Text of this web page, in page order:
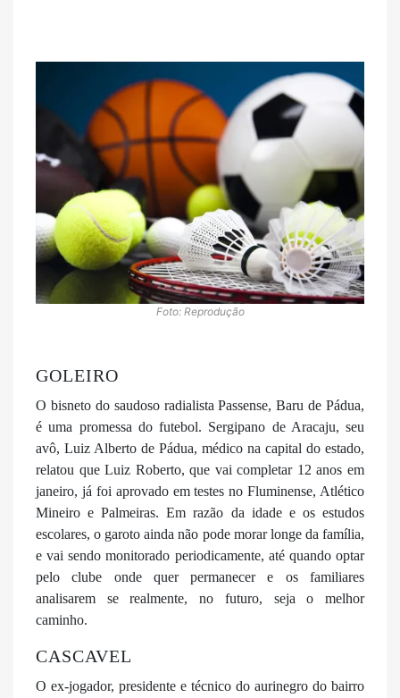
Foto: Reprodução
GOLEIRO
O bisneto do saudoso radialista Passense, Baru de Pádua,
é uma promessa do futebol. Sergipano de Aracaju, seu
avô, Luiz Alberto de Pádua, médico na capital do estado,
relatou que Luiz Roberto, que vai completar 12 anos em
janeiro, já foi aprovado em testes no Fluminense, Atlético
Mineiro e Palmeiras. Em razão da idade e os estudos
escolares, o garoto ainda não pode morar longe da família,
e vai sendo monitorado periodicamente, até quando optar
pelo clube onde quer permanecer e os familiares
analisarem se realmente, no futuro, seja o melhor
caminho.
CASCAVEL
O ex-jogador, presidente e técnico do aurinegro do bairro